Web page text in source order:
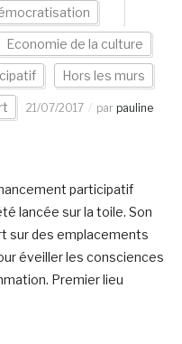
Economie de la culture
Hors les murs
21/07/2017 par pauline
participatif
lancée sur la toile. Son
sur des emplacements
éveiller les consciences
Premier lieu